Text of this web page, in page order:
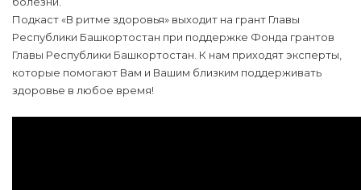
Подкаст «В ритме здоровья» выходит на грант Главы
Республики Башкортостан при поддержке Фонда грантов
Главы Республики Башкортостан. К нам приходят эксперты,
которые помогают Вам и Вашим близким поддерживать
здоровье в любое время!